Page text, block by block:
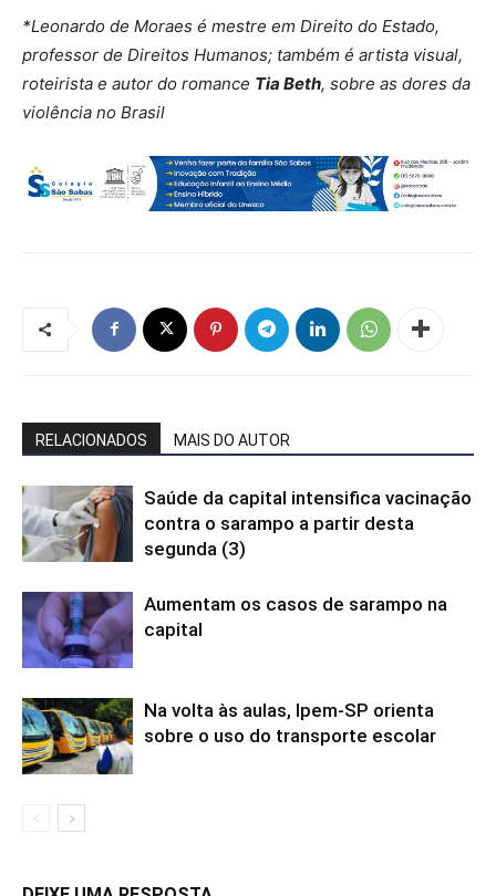
*Leonardo de Moraes é mestre em Direito do Estado,
professor de Direitos Humanos; também é artista visual,
roteirista e autor do romance Tia Beth, sobre as dores da
violência no Brasil
RELACIONADOS MAIS DO AUTOR
Saúde da capital intensifica vacinação
contra o sarampo a partir desta
segunda (3)
Aumentam os casos de sarampo na
capital
Na volta às aulas, Ipem-SP orienta
sobre o uso do transporte escolar